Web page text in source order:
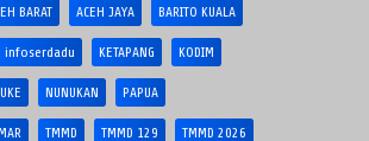
BARAT ACEH JAYA BARITO KUALA
infoserdadu KETAPANG KODIM
NUNUKAN PAPUA
TMMD TMMD 129 TMMD 2026